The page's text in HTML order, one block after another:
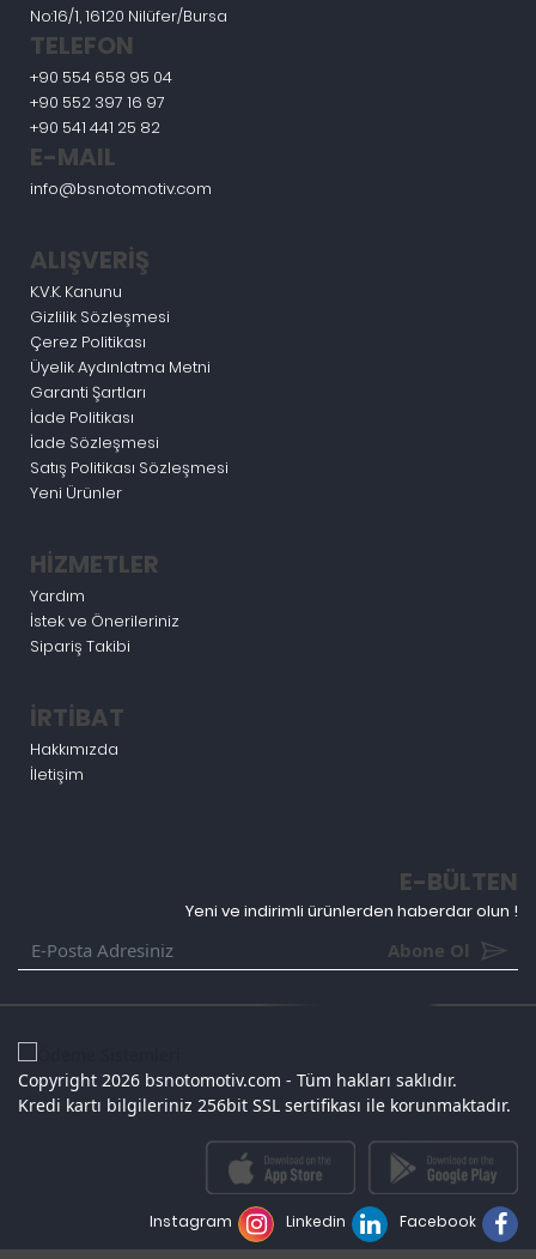
No:16/1, 16120 Nilüfer/Bursa
TELEFON
+90 554 658 95 04
+90 552 397 16 97
+90 541 441 25 82
E-MAIL
info@bsnotomotiv.com
ALIŞVERİŞ
K.V.K. Kanunu
Gizlilik Sözleşmesi
Çerez Politikası
Üyelik Aydınlatma Metni
Garanti Şartları
İade Politikası
İade Sözleşmesi
Satış Politikası Sözleşmesi
Yeni Ürünler
HİZMETLER
Yardım
İstek ve Önerileriniz
Sipariş Takibi
İRTİBAT
Hakkımızda
İletişim
E-BÜLTEN
Yeni ve indirimli ürünlerden haberdar olun !
Abone Ol
Copyright 2026 bsnotomotiv.com - Tüm hakları saklıdır.
Kredi kartı bilgileriniz 256bit SSL sertifikası ile korunmaktadır.
Facebook
Linkedin
Instagram